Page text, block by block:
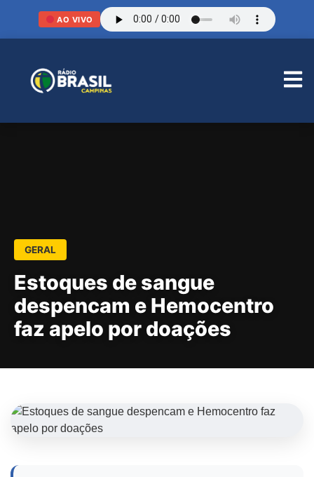
AO VIVO
GERAL
Estoques de sangue
despencam e Hemocentro
faz apelo por doações